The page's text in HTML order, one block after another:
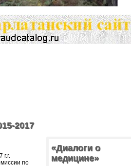
2017
по
«Диалоги о
медицине»